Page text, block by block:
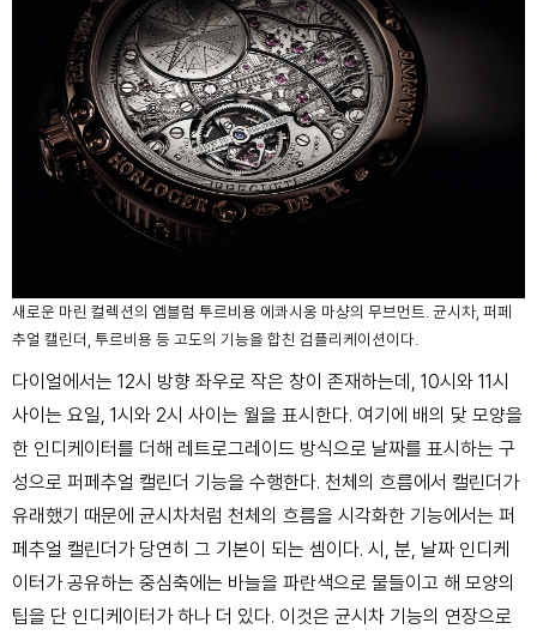
새로운 마린 컬렉션의 엠블럼 투르비용 에콰시옹 마샹의 무브먼트. 균시차, 퍼페
추얼 캘린더, 투르비용 등 고도의 기능을 합친 컴플리케이션이다.
다이얼에서는 12시 방향 좌우로 작은 창이 존재하는데, 10시와 11시
사이는 요일, 1시와 2시 사이는 월을 표시한다. 여기에 배의 닻 모양을
한 인디케이터를 더해 레트로그레이드 방식으로 날짜를 표시하는 구
성으로 퍼페추얼 캘린더 기능을 수행한다. 천체의 흐름에서 캘린더가
유래했기 때문에 균시차처럼 천체의 흐름을 시각화한 기능에서는 퍼
페추얼 캘린더가 당연히 그 기본이 되는 셈이다. 시, 분, 날짜 인디케
이터가 공유하는 중심축에는 바늘을 파란색으로 물들이고 해 모양의
팁을 단 인디케이터가 하나 더 있다. 이것은 균시차 기능의 연장으로